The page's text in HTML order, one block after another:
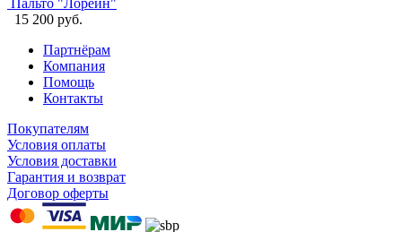
15 200 руб.
Партнёрам
Компания
Помощь
Контакты
Покупателям
Условия оплаты
Условия доставки
Гарантия и возврат
Договор оферты